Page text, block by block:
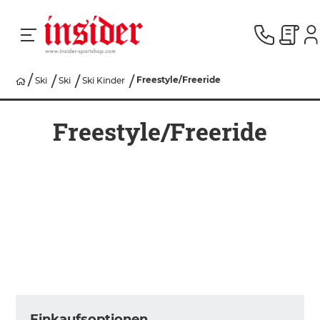
RACING
Ski Ski Ski Kinder Freestyle/Freeride
Freestyle/Freeride